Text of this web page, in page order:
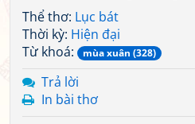
Thể thơ: Lục bát
Thời kỳ: Hiện đại
Từ khoá:
mùa xuân (328)
Trả lời
In bài thơ